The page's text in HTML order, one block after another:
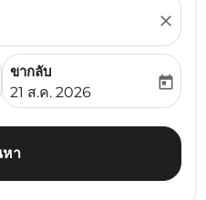
close
aria-label
ขากลับ
fc-booking-return-date-
21 ส.ค. 2026
today
า